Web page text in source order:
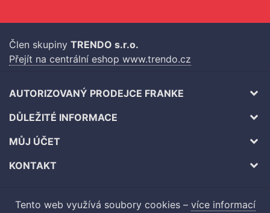
Člen skupiny TRENDO s.r.o.
Přejít na centrální eshop www.trendo.cz
AUTORIZOVANÝ PRODEJCE FRANKE
DŮLEŽITÉ INFORMACE
MŮJ ÚČET
KONTAKT
Tento web využívá soubory cookies – více informací